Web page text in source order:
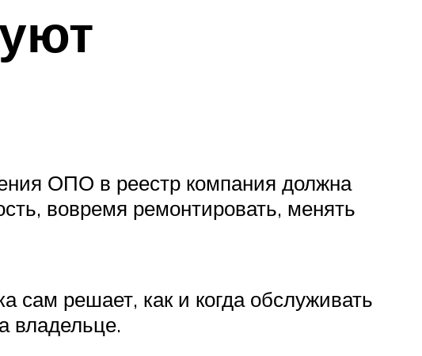
ОПО в реестр компания должна
вовремя ремонтировать, менять
сам решает, как и когда обслуживать
владельце.